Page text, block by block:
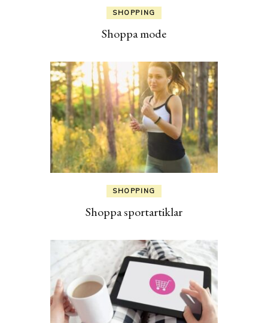
SHOPPING
Shoppa mode
SHOPPING
Shoppa sportartiklar